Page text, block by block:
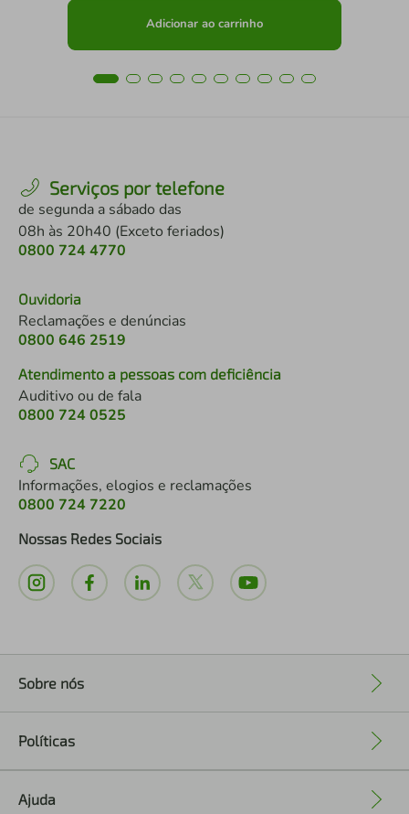
Adicionar ao carrinho
Serviços por telefone
de segunda a sábado das
08h às 20h40 (Exceto feriados)
0800 724 4770
Ouvidoria
Reclamações e denúncias
0800 646 2519
Atendimento a pessoas com deficiência
Auditivo ou de fala
0800 724 0525
SAC
Informações, elogios e reclamações
0800 724 7220
Nossas Redes Sociais
Sobre nós
Políticas
Ajuda